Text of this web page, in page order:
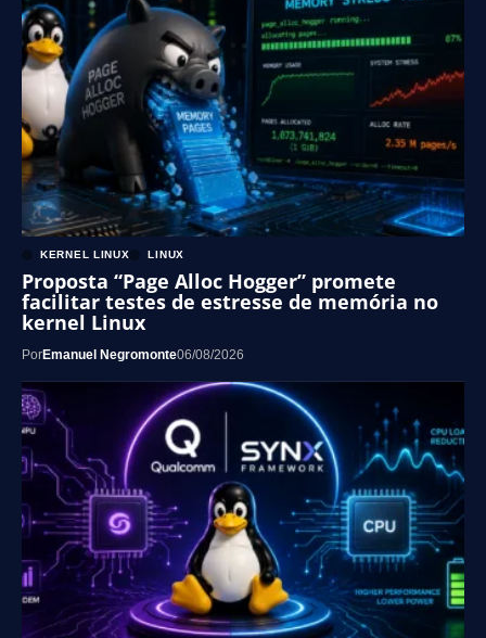
KERNEL LINUX LINUX
Proposta “Page Alloc Hogger” promete
facilitar testes de estresse de memória no
kernel Linux
PorEmanuel Negromonte06/08/2026